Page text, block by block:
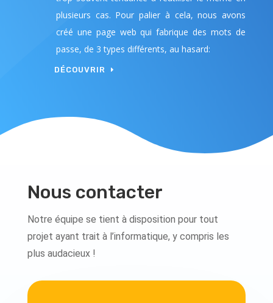
plusieurs cas. Pour palier à cela, nous avons
créé une page web qui fabrique des mots de
passe, de 3 types différents, au hasard:
DÉCOUVRIR
Nous contacter
Notre équipe se tient à disposition pour tout
projet ayant trait à l’informatique, y compris les
plus audacieux !